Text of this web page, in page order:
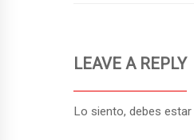
a
r
t
LEAVE A REPLY
Lo siento, debes estar